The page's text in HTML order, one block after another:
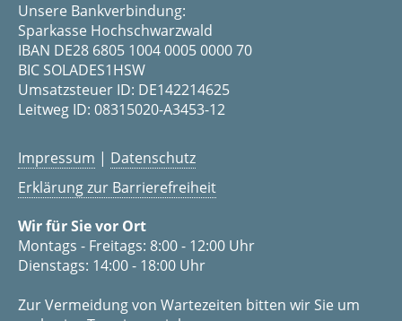
Unsere Bankverbindung:
Sparkasse Hochschwarzwald
IBAN DE28 6805 1004 0005 0000 70
BIC SOLADES1HSW
Umsatzsteuer ID: DE142214625
Leitweg ID: 08315020-A3453-12
Impressum | Datenschutz
Erklärung zur Barrierefreiheit
Wir für Sie vor Ort
Montags - Freitags: 8:00 - 12:00 Uhr
Dienstags: 14:00 - 18:00 Uhr
Zur Vermeidung von Wartezeiten bitten wir Sie um